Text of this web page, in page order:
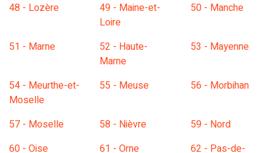
48 - Lozère
49 - Maine-et-
Loire
50 - Manche
51 - Marne
52 - Haute-
Marne
53 - Mayenne
54 - Meurthe-et-
Moselle
55 - Meuse 56 - Morbihan
57 - Moselle 58 - Nièvre
59 - Nord
60 - Oise
61 - Orne
62 - Pas-de-